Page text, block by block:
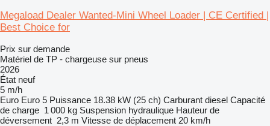
Megaload Dealer Wanted-Mini Wheel Loader | CE Certified |
Best Choice for
Prix sur demande
Matériel de TP - chargeuse sur pneus
2026
État neuf
5 m/h
Euro Euro 5 Puissance 18.38 kW (25 ch) Carburant diesel Capacité
de charge 1 000 kg Suspension hydraulique Hauteur de
déversement 2,3 m Vitesse de déplacement 20 km/h